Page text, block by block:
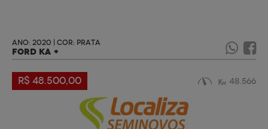
ANO: 2020 | COR: PRATA
FORD KA +
R$ 48.500,00 48.566